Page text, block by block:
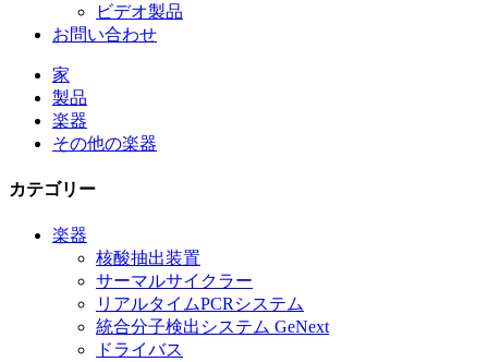
ビデオ製品
お問い合わせ
家
製品
楽器
その他の楽器
カテゴリー
楽器
核酸抽出装置
サーマルサイクラー
リアルタイムPCRシステム
統合分子検出システム GeNext
ドライバス